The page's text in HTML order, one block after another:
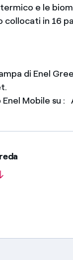
e le
collocati in 16
di Enel
Enel Mobile su